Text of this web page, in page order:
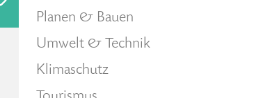
Planen & Bauen
Umwelt & Technik
Klimaschutz